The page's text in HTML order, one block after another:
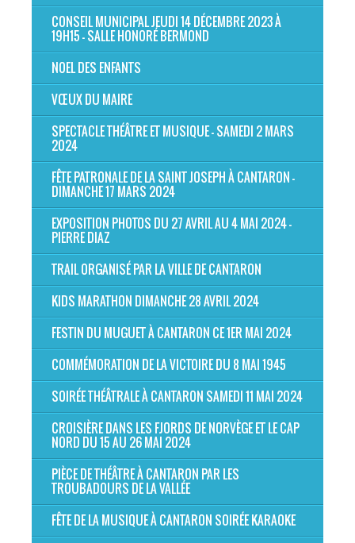
CONSEIL MUNICIPAL JEUDI 14 DÉCEMBRE 2023 À
19H15 - SALLE HONORÉ BERMOND
NOEL DES ENFANTS
VŒUX DU MAIRE
SPECTACLE THÉÂTRE ET MUSIQUE - SAMEDI 2 MARS
2024
FÊTE PATRONALE DE LA SAINT JOSEPH À CANTARON -
DIMANCHE 17 MARS 2024
EXPOSITION PHOTOS DU 27 AVRIL AU 4 MAI 2024 -
PIERRE DIAZ
TRAIL ORGANISÉ PAR LA VILLE DE CANTARON
KIDS MARATHON DIMANCHE 28 AVRIL 2024
FESTIN DU MUGUET À CANTARON CE 1ER MAI 2024
COMMÉMORATION DE LA VICTOIRE DU 8 MAI 1945
SOIRÉE THÉÂTRALE À CANTARON SAMEDI 11 MAI 2024
CROISIÈRE DANS LES FJORDS DE NORVÈGE ET LE CAP
NORD DU 15 AU 26 MAI 2024
PIÈCE DE THÉÂTRE À CANTARON PAR LES
TROUBADOURS DE LA VALLÉE
FÊTE DE LA MUSIQUE À CANTARON SOIRÉE KARAOKE